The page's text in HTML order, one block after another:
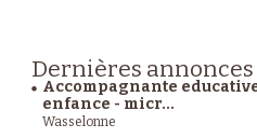
Dernières annonces
Accompagnante
enfance - micr...
Wasselonne